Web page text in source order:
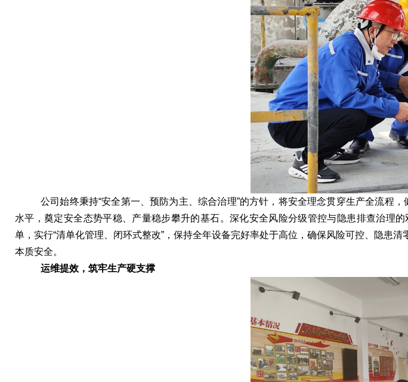
公司始终秉持“安全第一、预防为主、综合治理”的方针，将安全理念贯穿生产全流程
水平，奠定安全态势平稳、产量稳步攀升的基石。深化安全风险分级管控与隐患排查治理
单，实行“清单化管理、闭环式整改”，保持全年设备完好率处于高位，确保风险可控、隐患
本质安全。
运维提效，筑牢生产硬支撑